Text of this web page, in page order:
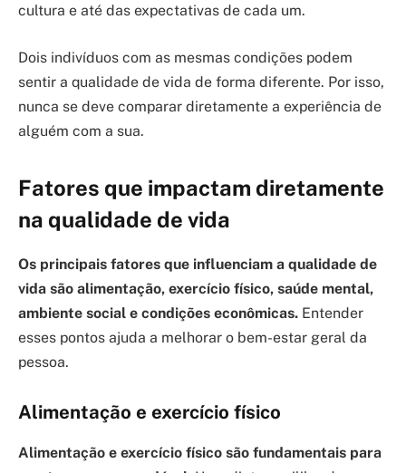
cultura e até das expectativas de cada um.
Dois indivíduos com as mesmas condições podem
sentir a qualidade de vida de forma diferente. Por isso,
nunca se deve comparar diretamente a experiência de
alguém com a sua.
Fatores que impactam diretamente
na qualidade de vida
Os principais fatores que influenciam a qualidade de
vida são alimentação, exercício físico, saúde mental,
ambiente social e condições econômicas. Entender
esses pontos ajuda a melhorar o bem-estar geral da
pessoa.
Alimentação e exercício físico
Alimentação e exercício físico são fundamentais para